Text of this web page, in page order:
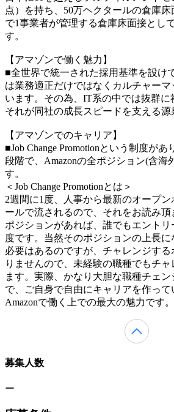
点）を持ち、50万ヘクタールの倉庫
で1事業者が管理する倉庫床面接とし
す。
【アマゾンで働く魅力】
■全世界で統一された採用基準を設け
は業務適正だけではなくカルチャー
います。その為、IT系の中では抜群に
それが同社の成長スピードを支える源
【アマゾンでのキャリア】
■Job Change Promotionという制度が
段階で、Amazonの全ポジション(含海
す。
＜Job Change Promotionとは＞
2週間に1度、人事から最新のオープ
ールで流されるので、それをお読み
ポジションがあれば、誰でもエントリ
度です。当然そのポジションの上長
必要はあるのですが、チャレンジす
りませんので、未経験の職種でもチ
ます。実際、かなり大胆な職種チェ
で、ご自身で自由にキャリアを作って
Amazonで働く上での最大の魅力です。
募集人数
ー